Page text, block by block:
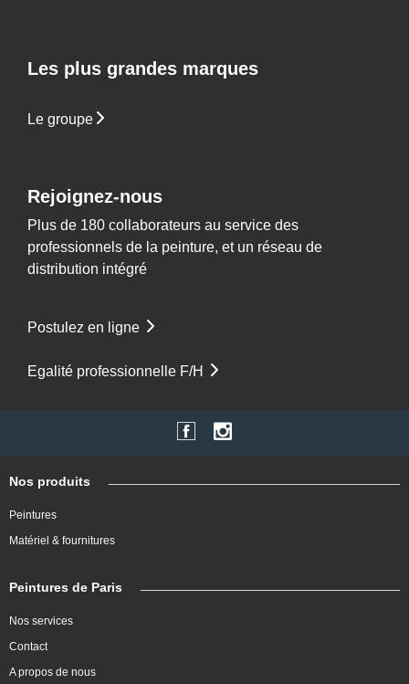
Les plus grandes marques
Le groupe
Rejoignez-nous
Plus de 180 collaborateurs au service des
professionnels de la peinture, et un réseau de
distribution intégré
Postulez en ligne
Egalité professionnelle F/H
Nos produits
Peintures
Matériel & fournitures
Peintures de Paris
Nos services
Contact
A propos de nous